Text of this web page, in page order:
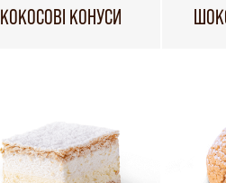
КОКОСОВІ КОНУСИ